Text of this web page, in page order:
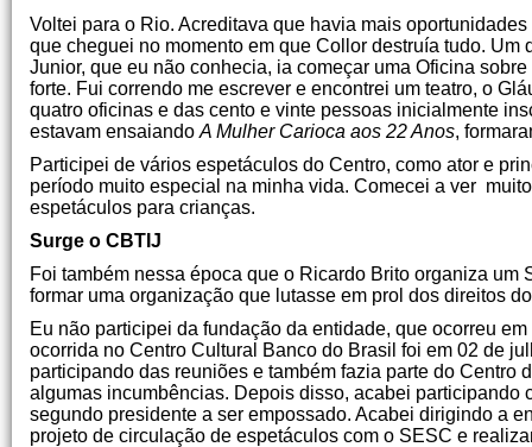
Voltei para o Rio. Acreditava que havia mais
que cheguei no momento em que Collor destruía tudo.
Junior, que eu não conhecia, ia começar uma Oficina
forte. Fui correndo me escrever e encontrei um teatro, o
quatro oficinas e das cento e vinte pessoas inicialmente
estavam ensaiando A Mulher Carioca aos 22 Anos,
Participei de vários espetáculos do Centro, como ator e
período muito especial na minha vida. Comecei a ver
espetáculos para crianças.
Surge o CBTIJ
Foi também nessa época que o Ricardo Brito organiza
formar uma organização que lutasse em prol dos direitos
Eu não participei da fundação da entidade, que ocorreu
ocorrida no Centro Cultural Banco do Brasil foi em 02 de
participando das reuniões e também fazia parte do
algumas incumbências. Depois disso, acabei participando
segundo presidente a ser empossado. Acabei dirigindo a
projeto de circulação de espetáculos com o SESC e